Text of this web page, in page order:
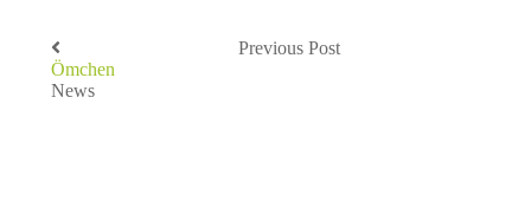
Previous Post
Ömchen
News